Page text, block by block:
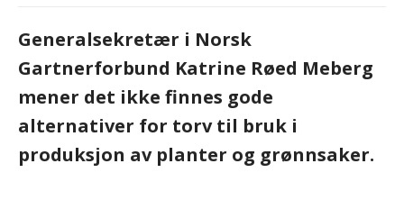
Generalsekretær i Norsk
Gartnerforbund Katrine Røed Meberg
mener det ikke finnes gode
alternativer for torv til bruk i
produksjon av planter og grønnsaker.